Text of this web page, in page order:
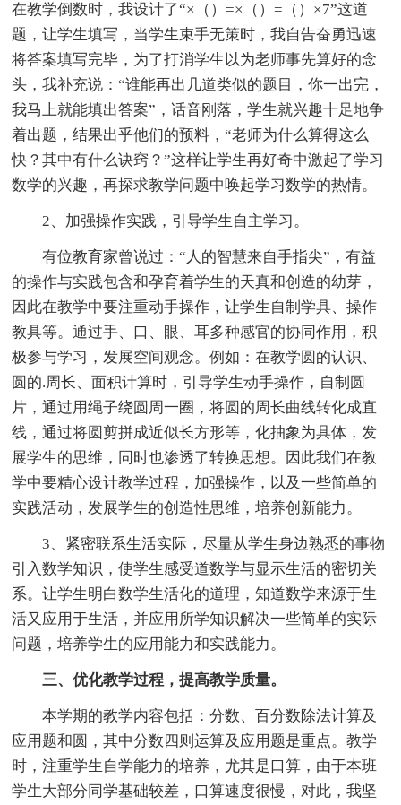
在教学倒数时，我设计了“×（）=×（）=（）×7”这道
题，让学生填写，当学生束手无策时，我自告奋勇迅速
将答案填写完毕，为了打消学生以为老师事先算好的念
头，我补充说：“谁能再出几道类似的题目，你一出完，
我马上就能填出答案”，话音刚落，学生就兴趣十足地争
着出题，结果出乎他们的预料，“老师为什么算得这么
快？其中有什么诀窍？”这样让学生再好奇中激起了学习
数学的兴趣，再探求教学问题中唤起学习数学的热情。
2、加强操作实践，引导学生自主学习。
有位教育家曾说过：“人的智慧来自手指尖”，有益
的操作与实践包含和孕育着学生的天真和创造的幼芽，
因此在教学中要注重动手操作，让学生自制学具、操作
教具等。通过手、口、眼、耳多种感官的协同作用，积
极参与学习，发展空间观念。例如：在教学圆的认识、
圆的.周长、面积计算时，引导学生动手操作，自制圆
片，通过用绳子绕圆周一圈，将圆的周长曲线转化成直
线，通过将圆剪拼成近似长方形等，化抽象为具体，发
展学生的思维，同时也渗透了转换思想。因此我们在教
学中要精心设计教学过程，加强操作，以及一些简单的
实践活动，发展学生的创造性思维，培养创新能力。
3、紧密联系生活实际，尽量从学生身边熟悉的事物
引入数学知识，使学生感受道数学与显示生活的密切关
系。让学生明白数学生活化的道理，知道数学来源于生
活又应用于生活，并应用所学知识解决一些简单的实际
问题，培养学生的应用能力和实践能力。
三、优化教学过程，提高教学质量。
本学期的教学内容包括：分数、百分数除法计算及
应用题和圆，其中分数四则运算及应用题是重点。教学
时，注重学生自学能力的培养，尤其是口算，由于本班
学生大部分同学基础较差，口算速度很慢，对此，我坚